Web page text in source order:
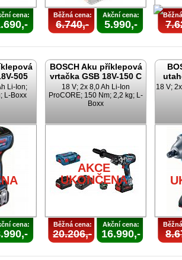
cena: Běžná cena:
6.740,-
Akční cena:
5.990,-
505
Li-Ion;
L-Boxx
cena:
BOSCH Aku příklepová
vrtačka GSB 18V-150 C
18 V; 2x 8,0 Ah Li-Ion
ProCORE; 150 Nm; 2,2 kg; L-
Boxx
AKCE
UKONČENA
Běžná cena:
20.206,-
Akční cena:
16.990,-
18 V;